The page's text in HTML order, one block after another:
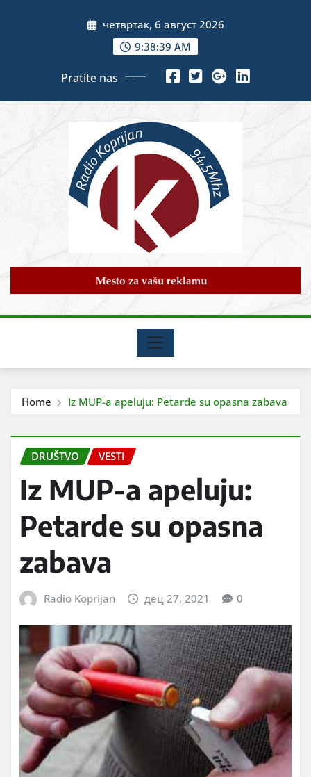
четвртак, 6 август 2026
9:38:40 AM
Pratite nas
Home Iz MUP-a apeluju: Petarde su opasna zabava
DRUŠTVO VESTI
Iz MUP-a apeluju:
Petarde su opasna
zabava
Radio Koprijan дец 27, 2021 0